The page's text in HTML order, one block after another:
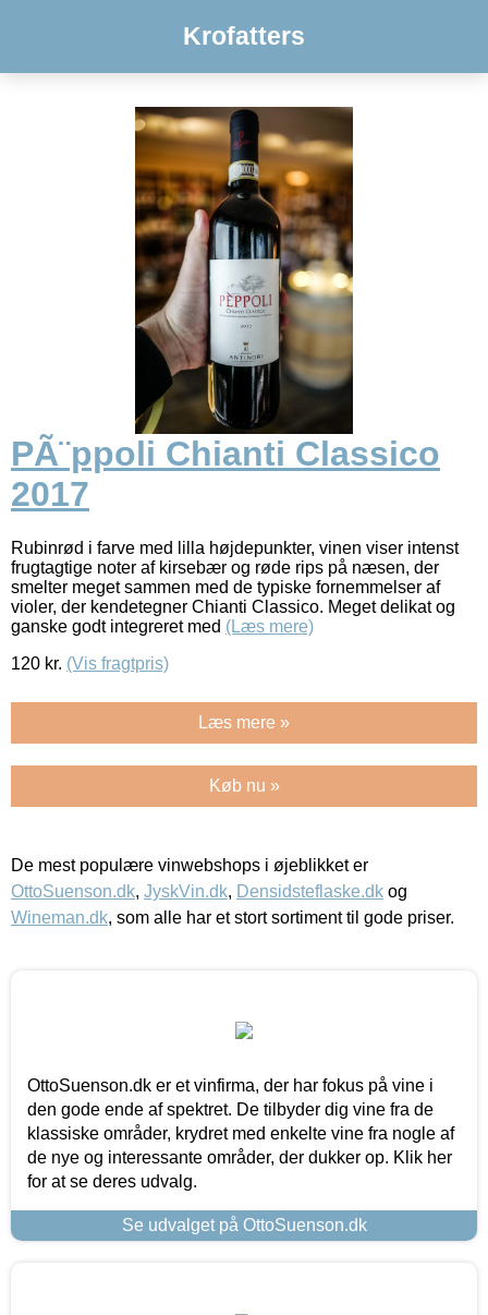
Krofatters
PÃ¨ppoli Chianti Classico
2017
Rubinrød i farve med lilla højdepunkter, vinen viser intenst
frugtagtige noter af kirsebær og røde rips på næsen, der
smelter meget sammen med de typiske fornemmelser af
violer, der kendetegner Chianti Classico. Meget delikat og
ganske godt integreret med (Læs mere)
120 kr. (Vis fragtpris)
Læs mere »
Køb nu »
De mest populære vinwebshops i øjeblikket er
OttoSuenson.dk, JyskVin.dk, Densidsteflaske.dk og
Wineman.dk, som alle har et stort sortiment til gode priser.
OttoSuenson.dk er et vinfirma, der har fokus på vine i
den gode ende af spektret. De tilbyder dig vine fra de
klassiske områder, krydret med enkelte vine fra nogle af
de nye og interessante områder, der dukker op. Klik her
for at se deres udvalg.
Se udvalget på OttoSuenson.dk